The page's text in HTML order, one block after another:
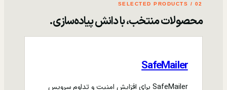
02 / SELECTED PRODUCTS
محصولات منتخب، با دانش پیاده‌سازی.
SafeMailer
SafeMailer برای افزایش امنیت و تداوم سرویس